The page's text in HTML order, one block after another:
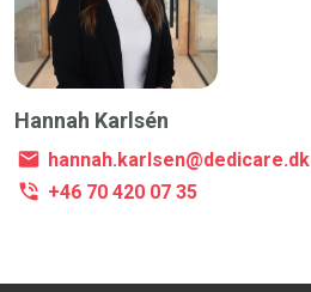
Hannah Karlsén
hannah.karlsen@dedicare.dk
+46 70 420 07 35